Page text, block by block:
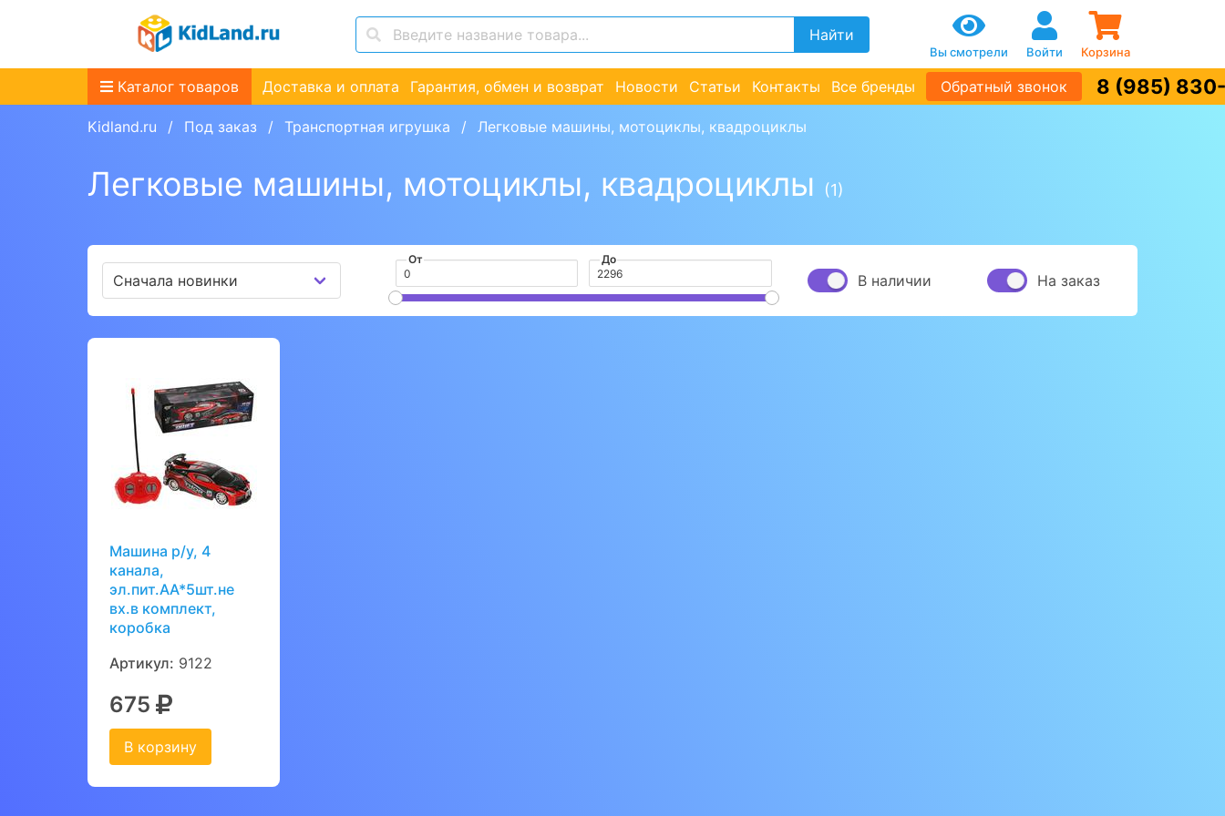
Найти
Вы смотрели Войти Корзина
Каталог товаров Доставка и оплата Гарантия, обмен и возврат Новости Статьи Контакты Все бренды Обратный звонок 8 (985)
Kidland.ru Под заказ Транспортная игрушка Легковые машины, мотоциклы, квадроциклы
Легковые машины, мотоциклы, квадроциклы (1)
От До
В наличии На заказ
Машина р/у, 4
канала,
эл.пит.АА*5шт.не
вх.в комплект,
коробка
Артикул: 9122
675
В корзину